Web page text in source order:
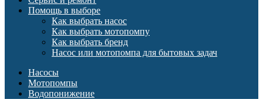
Помощь в выборе
Как выбрать насос
Как выбрать мотопомпу
Как выбрать бренд
Насос или мотопомпа для бытовых задач
Насосы
Мотопомпы
Водопонижение